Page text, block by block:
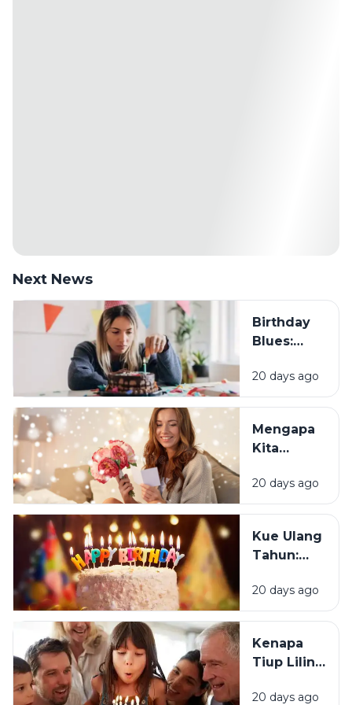
Next News
Birthday
Blues:
Sebagian
Orang
Merasa
Sedih Saat
Tahun?
20 days ago
Mengapa
Kita
Mendapat
Ucapan
Tahun?
20 days ago
Kue Ulang
Tahun:
Tradisi Ini
Berawal?
20 days ago
Kenapa
Tiup Lilin
Tradisi
20 days ago